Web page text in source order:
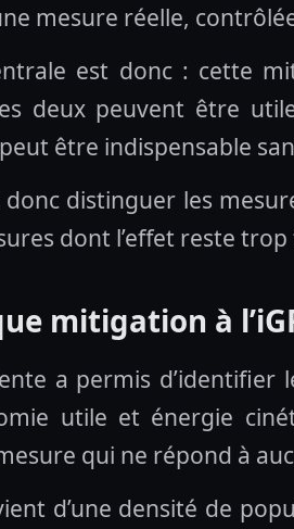
mesure réelle,
est donc : cette
deux peuvent être
être indispensable
distinguer les
dont l’effet reste
mitigation à
a permis
utile et énergie
qui ne répond à
d’une densité de